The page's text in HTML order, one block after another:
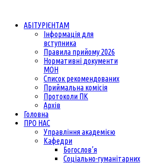
АБІТУРІЄНТАМ
Інформація для
вступника
Правила прийому 2026
Нормативні документи
МОН
Список рекомендованих
Приймальна комісія
Протоколи ПК
Архів
Головна
ПРО НАС
Управління академією
Кафедри
Богослов’я
Соціально-гуманітарних